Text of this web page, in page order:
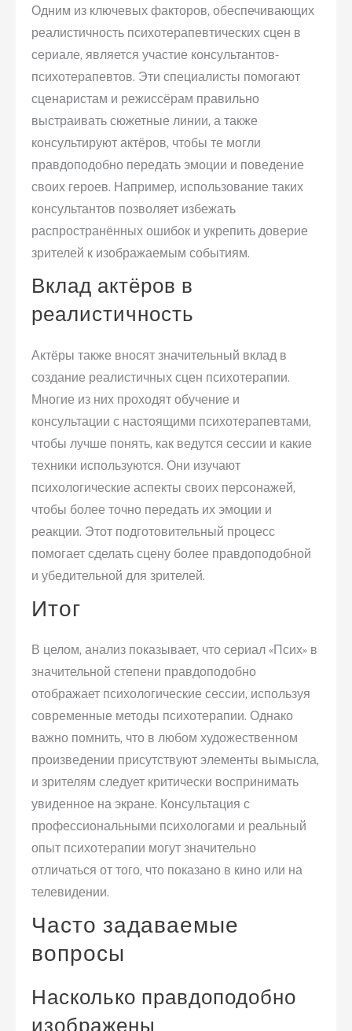
Одним из ключевых факторов, обеспечивающих
реалистичность психотерапевтических сцен в
сериале, является участие консультантов-
психотерапевтов. Эти специалисты помогают
сценаристам и режиссёрам правильно
выстраивать сюжетные линии, а также
консультируют актёров, чтобы те могли
правдоподобно передать эмоции и поведение
своих героев. Например, использование таких
консультантов позволяет избежать
распространённых ошибок и укрепить доверие
зрителей к изображаемым событиям.
Вклад актёров в
реалистичность
Актёры также вносят значительный вклад в
создание реалистичных сцен психотерапии.
Многие из них проходят обучение и
консультации с настоящими психотерапевтами,
чтобы лучше понять, как ведутся сессии и какие
техники используются. Они изучают
психологические аспекты своих персонажей,
чтобы более точно передать их эмоции и
реакции. Этот подготовительный процесс
помогает сделать сцену более правдоподобной
и убедительной для зрителей.
Итог
В целом, анализ показывает, что сериал «Псих» в
значительной степени правдоподобно
отображает психологические сессии, используя
современные методы психотерапии. Однако
важно помнить, что в любом художественном
произведении присутствуют элементы вымысла,
и зрителям следует критически воспринимать
увиденное на экране. Консультация с
профессиональными психологами и реальный
опыт психотерапии могут значительно
отличаться от того, что показано в кино или на
телевидении.
Часто задаваемые
вопросы
Насколько правдоподобно